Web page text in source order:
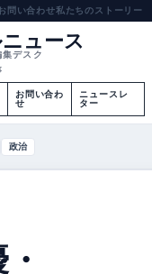
問い合わせ私たちのストーリー
ュース
デスク
お問い合わ
せ
ニュースレ
ター
政治